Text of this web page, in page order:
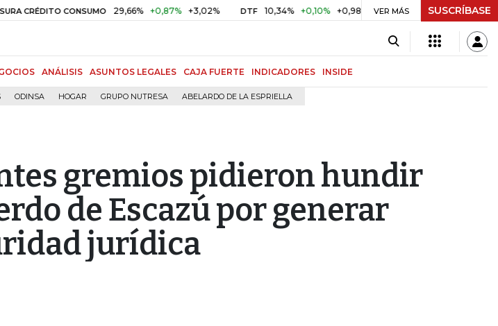
CONSUMO 29,66% +0,87% +3,02% DTF 10,34% +0,10% +0,98% UVR $ 416,96 +$ 0,05 +0,01%
VER MÁS SUSCRÍBASE
ANÁLISIS ASUNTOS LEGALES CAJA FUERTE INDICADORES INSIDE
ODINSA HOGAR GRUPO NUTRESA ABELARDO DE LA ESPRIELLA
gremios pidieron hundir
de Escazú por generar
jurídica